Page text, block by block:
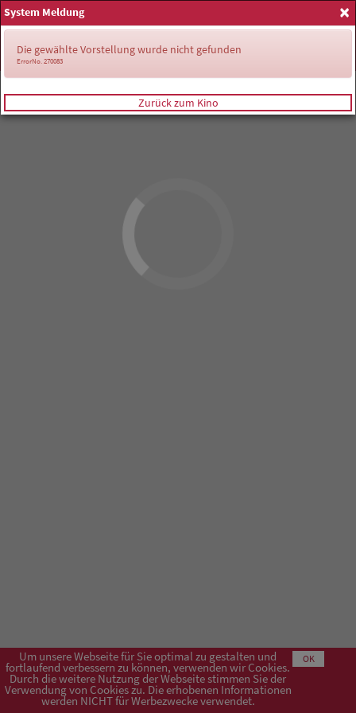
Anmelden
Um unsere Webseite für Sie optimal zu gestalten und
fortlaufend verbessern zu können, verwenden wir Cookies.
Durch die weitere Nutzung der Webseite stimmen Sie der
Verwendung von Cookies zu. Die erhobenen Informationen
werden NICHT für Werbezwecke verwendet.
OK
×
System Meldung
Die gewählte Vorstellung wurde nicht gefunden
ErrorNo. 270083
Zurück zum Kino
Impressum AGB Datenschutzerklärung